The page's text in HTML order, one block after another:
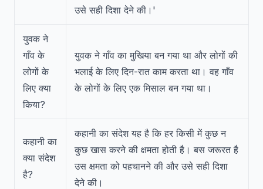
उसे सही दिशा देने की।'
युवक ने
गाँव के
लोगों के
लिए क्या
किया?
युवक ने गाँव का मुखिया बन गया था और लोगों की
भलाई के लिए दिन-रात काम करता था। वह गाँव
के लोगों के लिए एक मिसाल बन गया था।
कहानी का
क्या संदेश
है?
कहानी का संदेश यह है कि हर किसी में कुछ न
कुछ खास करने की क्षमता होती है। बस जरूरत है
उस क्षमता को पहचानने की और उसे सही दिशा
देने की।